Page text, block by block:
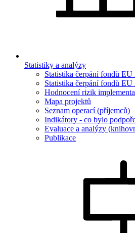
Statistiky a analýzy
Statistika čerpání fondů EU
Statistika čerpání fondů EU
Hodnocení rizik
Mapa projektů
Seznam operací (příjemců)
Indikátory - co bylo
Evaluace a analýzy
Publikace